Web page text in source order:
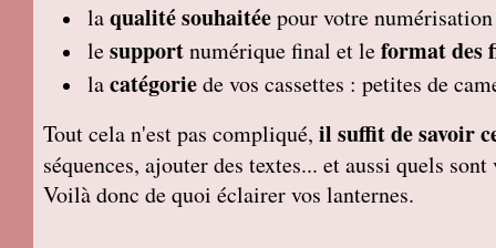
laqualité souhaitéepour votre numérisation
lesupportnumérique final et leformat des
lacatégoriede vos cassettes : petites de
Tout cela n'est pas compliqué, il suffit de savoir
séquences, ajouter des textes... et aussi quels
Voilà donc de quoi éclairer vos lanternes.